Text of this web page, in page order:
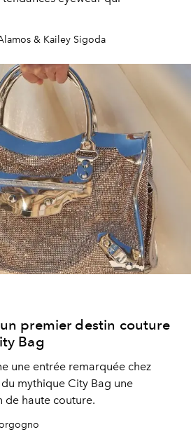
& Kailey Sigoda
premier destin couture
Bag
une entrée remarquée chez
mythique City Bag une
de haute couture.